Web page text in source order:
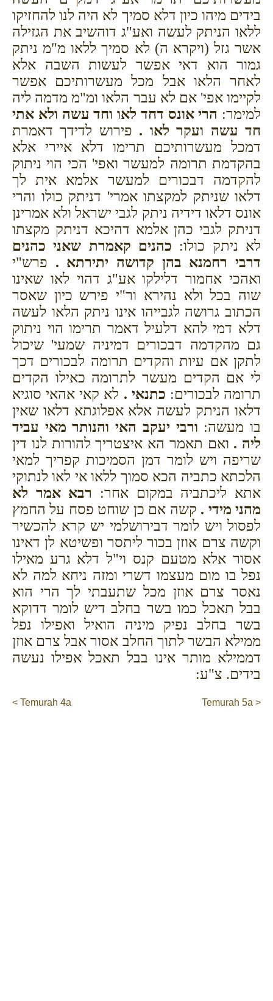
בידים מיהו כיון דלא סמיך לא היה לנו להחזיקו
ללאו הניתק לעשה ואע"ג דוהשיב את הגזילה
אשר גזל (ויקרא ה) לא סמיך ללאו מ"מ ניתק
גמור הוא דאי אפשר לעשות השבה אלא
לאחר הלאו אבל מכל מעשרותיכם אפשר
לקיימו אפי' אם לא עבר הלאו ומ"מ מדמה ליה
למימר: הרי אונס דחד לאו וחד עשה ולא אתי
חד עשה ועקר לאו . פירוש לדידך דאמרת
דמכל מעשרותיכם תרימו דלא איירי אלא
בהקדמת תרומה למעשר ואפי' הכי הוי ניתוק
להקדמה דבכורים למעשר אלמא אית לך
דלאו שניתק למקצתו אמרי' דניתק כולו והרי
אונס דלאו דידיה ניתק לגבי ישראל ולא אמרינן
דניתק לגבי כהן אלמא דהיכא דניתק מקצתו
לא ניתק כולו: כהנים קאמרת שאני כהנים
דרבי רחמנא בהן קדושה יתירתא . פרש"י
ואהכי אחמור דלילקו אע"ג דהוי לאו שאינו
שוה בכל ולא נהירא ור"י פירש כיון שאסר
הכתוב גרושה לגבייהו אינו ניתק הלאו לעשה
דלא דמי להא דלעיל דאמר תרימו הוי ניתוק
גם מהקדמה דבכורים דמיניה שמעי' שיכול
לתקן אם עיות והקדים תרומה לבכורים דכך
לי אם הקדים מעשר לתרומה כאילו הקדים
תרומה לבכורים: כתנאי . לא קאי אהאי סוגיא
דלאו הניתק לעשה אלא אפלוגתא דלאו שאין
בו מעשה: ורבי יעקב האי והנותר מאי עביד
ליה . ואם תאמר הא איצטריך להורות לנו דין
שריפה ויש לומר דמן הסמיכות קפריך למאי
הלכתא כתביה הכא סמוך ללאו אי לאו לנתוקי
אתא ליכתביה במקום אחר: רבא אמר לא
מהני מידי . קשה אם כן שוחט פסח על החמץ
לפסול ויש לומר דבירושלמי יש קרא להכשיר
וקשה צרם אוזן בכור ליתסר ופשיטא לן דאינו
אסור אלא מטעם קנס וי"ל דלא גרע מאילו
נפל בו מום מעצמו דשרי ומזה ניחא למה לא
נאסר צרם אוזן מכל שתעבתי לך הרי הוא
בבל תאכל כמו בשר בחלב דיש לומר דדוקא
בשר בחלב נפיק מיניה הואיל ואפילו נפל
ממילא הבשר לתוך החלב אסור אבל צרם אוזן
דממילא מותר אינו בבל תאכל אפילו נעשה
בידים. צ"ע:
< Temurah 4a Temurah 5a >